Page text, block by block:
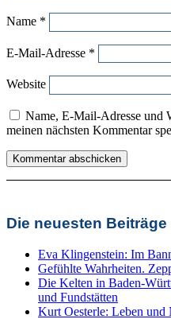
Name *
E-Mail-Adresse *
Website
Name, E-Mail-Adresse und
meinen nächsten Kommentar
Die neuesten Beiträge
Eva Klingenstein: Im
Gefühlte Wahrheiten.
Die Kelten in Baden-
und Fundstätten
Kurt Oesterle: Leben